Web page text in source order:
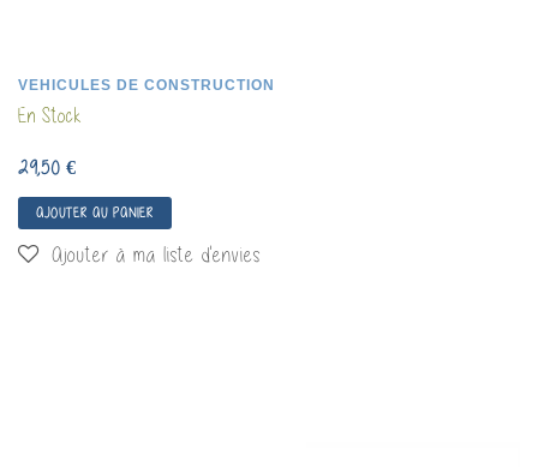
VEHICULES DE CONSTRUCTION
En Stock
29,50 €
AJOUTER AU PANIER
Ajouter à ma liste d'envies